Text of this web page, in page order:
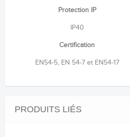
Protection IP
IP40
Certification
EN54-5, EN 54-7 et EN54-17
PRODUITS LIÉS